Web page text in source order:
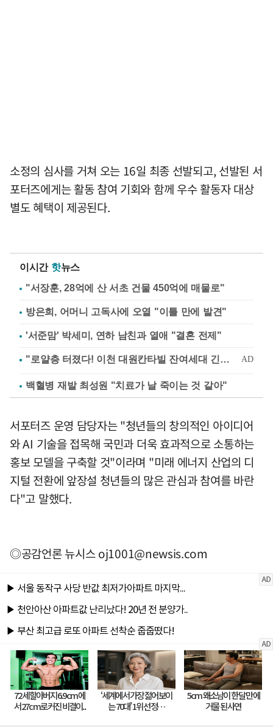
소정의 심사를 거쳐 오는 16일 최종 선발되고, 선발된 서
포터즈에게는 활동 참여 기회와 함께 우수 활동자 대상
별도 혜택이 제공된다.
이시간 핫뉴스
"서장훈, 28억에 산 서초 건물 450억에 매물로"
방은희, 어머니 고독사에 오열 "이틀 만에 발견"
'서준맘' 박세미, 연하 남친과 열애 "결혼 전제"
백혈병 재발 최성원 "치료가 날 죽이는 것 같아"
서포터즈 운영 담당자는 "청년들의 창의적인 아이디어
와 AI 기술을 접목해 국민과 더욱 효과적으로 소통하는
홍보 모델을 구축할 것"이라며 "미래 에너지 산업의 디
지털 전환에 앞장설 청년들의 많은 관심과 참여를 바란
다"고 말했다.
◎공감언론 뉴시스oj1001@newsis.com